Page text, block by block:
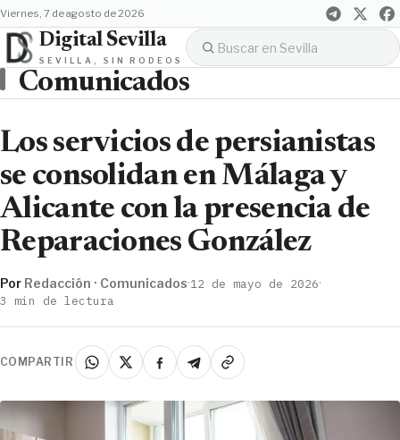
viernes, 7 de agosto de 2026
Digital Sevilla
SEVILLA, SIN RODEOS
Comunicados
Los servicios de persianistas
se consolidan en Málaga y
Alicante con la presencia de
Reparaciones González
Por Redacción · Comunicados·12 de mayo de 2026·
3 min de lectura
COMPARTIR